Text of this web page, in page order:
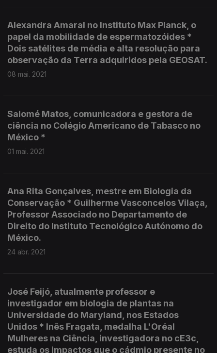
Alexandra Amaral no Instituto Max Planck, o
papel da mobilidade de espermatozóides *
Dois satélites de média e alta resolução para
observação da Terra adquiridos pela GEOSAT.
08 mai. 2021
Salomé Matos, comunicadora e gestora de
ciência no Colégio Americano de Tabasco no
México *
01 mai. 2021
Ana Rita Gonçalves, mestre em Biologia da
Conservação * Guilherme Vasconcelos Vilaça,
Professor Associado no Departamento de
Direito do Instituto Tecnológico Autónomo do
México.
24 abr. 2021
José Feijó, atualmente professor e
investigador em biologia de plantas na
Universidade do Maryland, nos Estados
Unidos * Inês Fragata, medalha L'Oréal
Mulheres na Ciência, investigadora no cE3c,
estuda os impactos que o cádmio presente no